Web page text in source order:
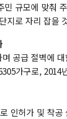
규모에 맞춰
지로 자리 잡을
공급 절벽에
가구로,
인허가 및 착